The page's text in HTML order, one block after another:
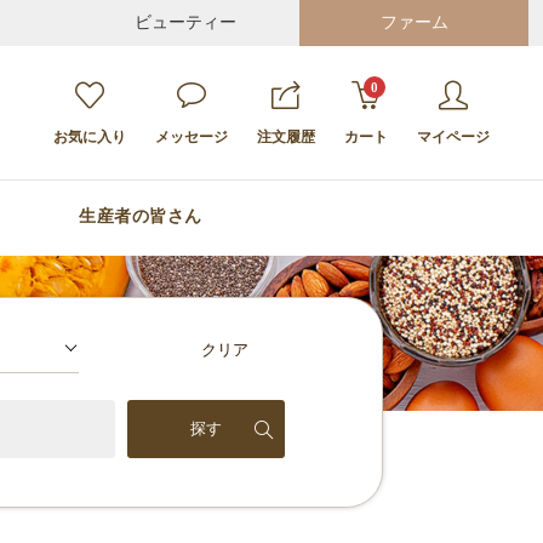
ビューティー ファーム
お気に入り メッセージ 注文履歴
0
カート マイページ
生産者の皆さん
クリア